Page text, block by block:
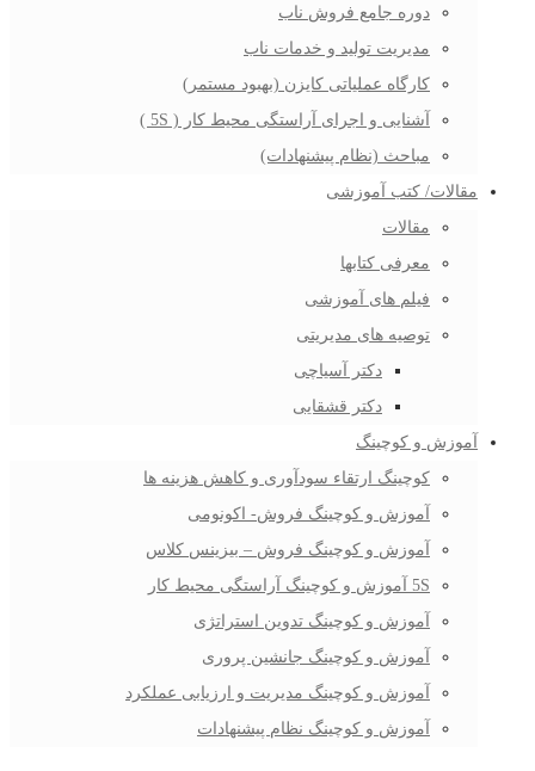
دوره جامع فروش ناب
مدیریت تولید و خدمات ناب
کارگاه عملیاتی کایزن (بهبود مستمر)
آشنایی و اجرای آراستگی محیط کار ( 5S )
مباحث (نظام پیشنهادات)
مقالات/ کتب آموزشی
مقالات
معرفی کتابها
فیلم های آموزشی
توصیه های مدیریتی
دکتر آسیاچی
دکتر قشقایی
آموزش و کوچینگ
کوچینگ ارتقاء سودآوری و کاهش هزینه ها
آموزش و کوچینگ فروش- اکونومی
آموزش و کوچینگ فروش – بیزینس کلاس
5S آموزش و کوچینگ آراستگی محیط کار
آموزش و کوچینگ تدوین استراتژی
آموزش و کوچینگ جانشین پروری
آموزش و کوچینگ مدیریت و ارزیابی عملکرد
آموزش و کوچینگ نظام پیشنهادات